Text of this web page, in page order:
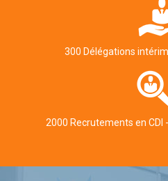
300 Délégations
2000 Recrutements en CDI